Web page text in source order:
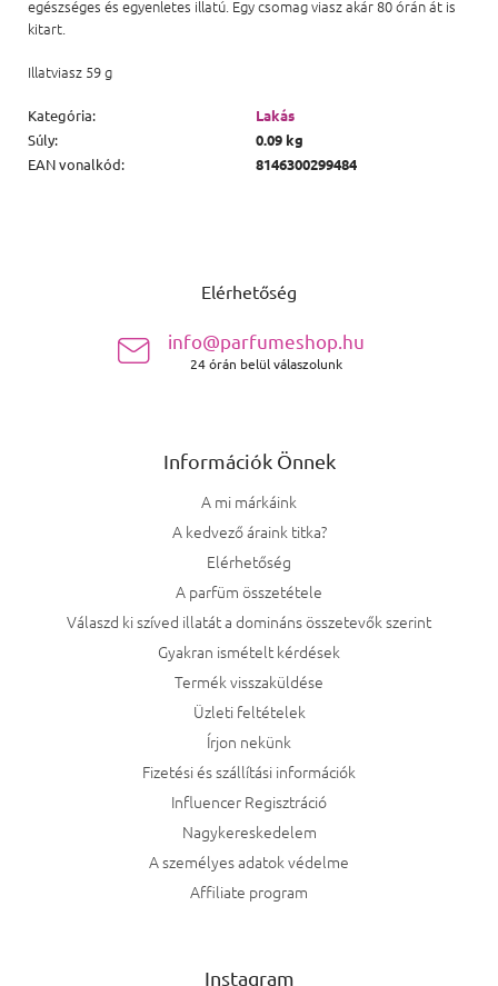
egészséges és egyenletes illatú. Egy csomag viasz akár 80 órán át is
kitart.
Illatviasz 59 g
Kategória:
Lakás
Súly:
0.09 kg
EAN vonalkód: 8146300299484
Elérhetőség
info@parfumeshop.hu
24 órán belül válaszolunk
Információk Önnek
A mi márkáink
A kedvező áraink titka?
Elérhetőség
A parfüm összetétele
Válaszd ki szíved illatát a domináns összetevők szerint
Gyakran ismételt kérdések
Termék visszaküldése
Üzleti feltételek
Írjon nekünk
Fizetési és szállítási információk
Influencer Regisztráció
Nagykereskedelem
A személyes adatok védelme
Affiliate program
Instagram